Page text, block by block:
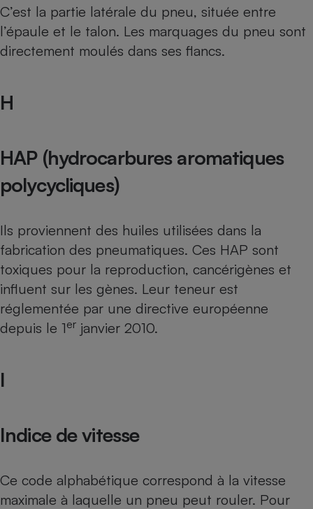
C’est la partie latérale du pneu, située entre
l’épaule et le talon. Les marquages du pneu sont
directement moulés dans ses flancs.
H
HAP (hydrocarbures aromatiques
polycycliques)
Ils proviennent des huiles utilisées dans la
fabrication des pneumatiques. Ces HAP sont
toxiques pour la reproduction, cancérigènes et
influent sur les gènes. Leur teneur est
réglementée par une directive européenne
depuis le 1er janvier 2010.
I
Indice de vitesse
Ce code alphabétique correspond à la vitesse
maximale à laquelle un pneu peut rouler. Pour